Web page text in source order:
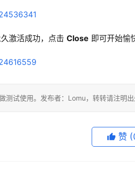
激活成功，点击 Close 即可开始愉
测试使用。发布者：Lomu，转转请注明出
赞